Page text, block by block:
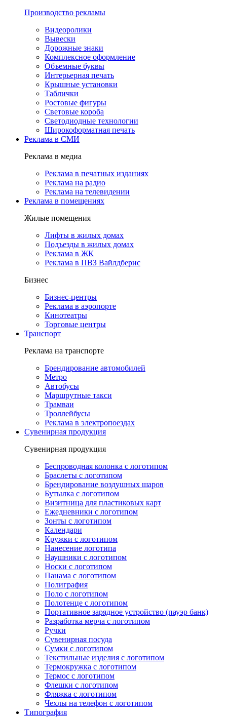
Производство рекламы
Видеоролики
Вывески
Дорожные знаки
Комплексное оформление
Объемные буквы
Интерьерная печать
Крышные установки
Таблички
Ростовые фигуры
Световые короба
Светодиодные технологии
Широкоформатная печать
Реклама в СМИ
Реклама в медиа
Реклама в печатных изданиях
Реклама на радио
Реклама на телевидении
Реклама в помещениях
Жилые помещения
Лифты в жилых домах
Подъезды в жилых домах
Реклама в ЖК
Реклама в ПВЗ Вайлдберис
Бизнес
Бизнес-центры
Реклама в аэропорте
Кинотеатры
Торговые центры
Транспорт
Реклама на транспорте
Брендирование автомобилей
Метро
Автобусы
Маршрутные такси
Трамваи
Троллейбусы
Реклама в электропоездах
Сувенирная продукция
Сувенирная продукция
Беспроводная колонка с логотипом
Браслеты с логотипом
Брендирование воздушных шаров
Бутылка с логотипом
Визитница для пластиковых карт
Ежедневники с логотипом
Зонты с логотипом
Календари
Кружки с логотипом
Нанесение логотипа
Наушники с логотипом
Носки с логотипом
Панама с логотипом
Полиграфия
Поло с логотипом
Полотенце с логотипом
Портативное зарядное устройство (пауэр банк)
Разработка мерча с логотипом
Ручки
Сувенирная посуда
Сумки с логотипом
Текстильные изделия с логотипом
Термокружка с логотипом
Термос с логотипом
Флешки с логотипом
Фляжка с логотипом
Чехлы на телефон с логотипом
Типография